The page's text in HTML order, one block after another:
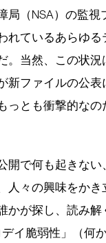
局（NSA）の監
れているあらゆ
。当然、この状
新ファイルの公
っとも衝撃的な
開で何も起きな
人々の興味をか
かが探し、読み
デイ脆弱性」（何